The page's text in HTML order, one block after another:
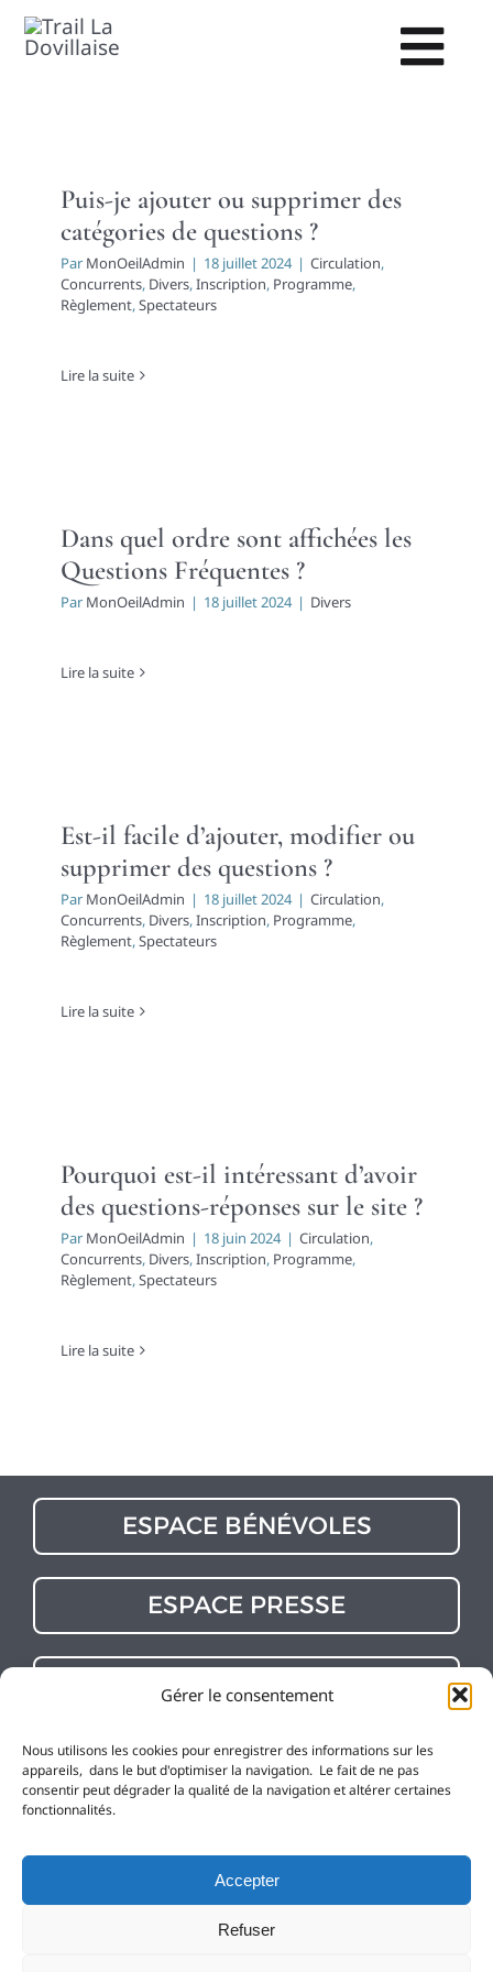
Gérer le consentement
Nous utilisons les cookies pour enregistrer des informations sur les
appareils, dans le but d'optimiser la navigation. Le fait de ne pas
consentir peut dégrader la qualité de la navigation et altérer certaines
fonctionnalités.
Accepter
Refuser
Passer
Puis-je ajouter ou supprimer des
catégories de questions ?
Par MonOeilAdmin | 18 juillet 2024 | Circulation,
Concurrents, Divers,Inscription, Programme,
Règlement,Spectateurs
Lire la suite
Dans quel ordre sont affichées les
Questions Fréquentes ?
Par MonOeilAdmin | 18 juillet 2024 | Divers
Lire la suite
Est-il facile d’ajouter, modifier ou
supprimer des questions ?
Par MonOeilAdmin | 18 juillet 2024 | Circulation,
Concurrents, Divers,Inscription, Programme,
Règlement,Spectateurs
Lire la suite
Pourquoi est-il intéressant d’avoir
des questions-réponses sur le site ?
Par MonOeilAdmin | 18 juin 2024 | Circulation,
Concurrents, Divers,Inscription, Programme,
Règlement,Spectateurs
Lire la suite
ESPACE BÉNÉVOLES
ESPACE PRESSE
CONTACT
KiWii ORGANISATIONTél : 06 95 50 20 21
monoeil-communication@gmail.com
site réalisé grâce àKiWii by Mon Oeil Communication